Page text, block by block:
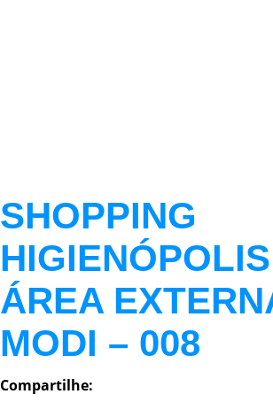
SHOPPING
ÁREA
MODI – 008
Compartilhe: